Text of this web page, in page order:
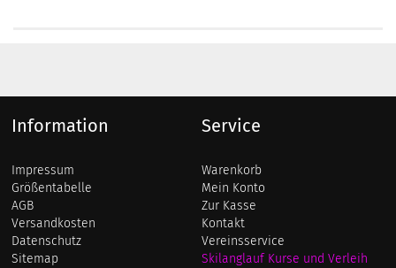
Information
Impressum
Größentabelle
AGB
Versandkosten
Datenschutz
Sitemap
Service
Warenkorb
Mein Konto
Zur Kasse
Kontakt
Vereinsservice
Skilanglauf Kurse und Verleih